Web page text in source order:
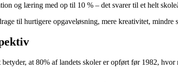
og læring med op til 10 % – det svarer til et helt
til hurtigere opgaveløsning, mere kreativitet,
at 80% af landets skoler er opført før 1982,